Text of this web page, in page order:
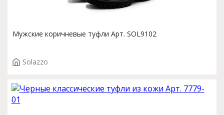
Мужские коричневые туфли Арт. SOL9102
Solazzo